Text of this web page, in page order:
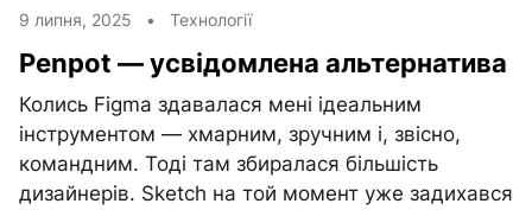
9 липня, 2025 • Технології
Penpot — усвідомлена альтернатива
Колись Figma здавалася мені ідеальним
інструментом — хмарним, зручним і, звісно,
командним. Тоді там збиралася більшість
дизайнерів. Sketch на той момент уже задихався